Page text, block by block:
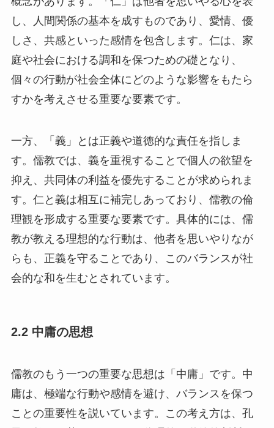
し、人間関係の基本を成すものであり、愛情、優
しさ、共感といった感情を包含します。仁は、家
庭や社会における調和を保つための礎となり、
個々の行動が社会全体にどのような影響をもたら
すかを考えさせる重要な要素です。
一方、「義」とは正義や道徳的な責任を指しま
す。儒教では、義を重視することで個人の欲望を
抑え、共同体の利益を優先することが求められま
す。仁と義は相互に補完しあっており、儒教の倫
理観を形成する重要な要素です。具体的には、儒
教が教える理想的な行動は、他者を思いやりなが
らも、正義を守ることであり、このバランスが社
会的な和を生むとされています。
2.2 中庸の思想
儒教のもう一つの重要な思想は「中庸」です。中
庸は、極端な行動や感情を避け、バランスを保つ
ことの重要性を説いています。この考え方は、孔